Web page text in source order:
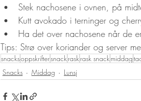
Stek nachosene i ovnen, på
Kutt avokado i terninger og
Ha det over nachosene når de
Tips: Strø over koriander og server
snacksoppskriftersnackraskrask snackmiddag
Snacks
Middag Lunsj